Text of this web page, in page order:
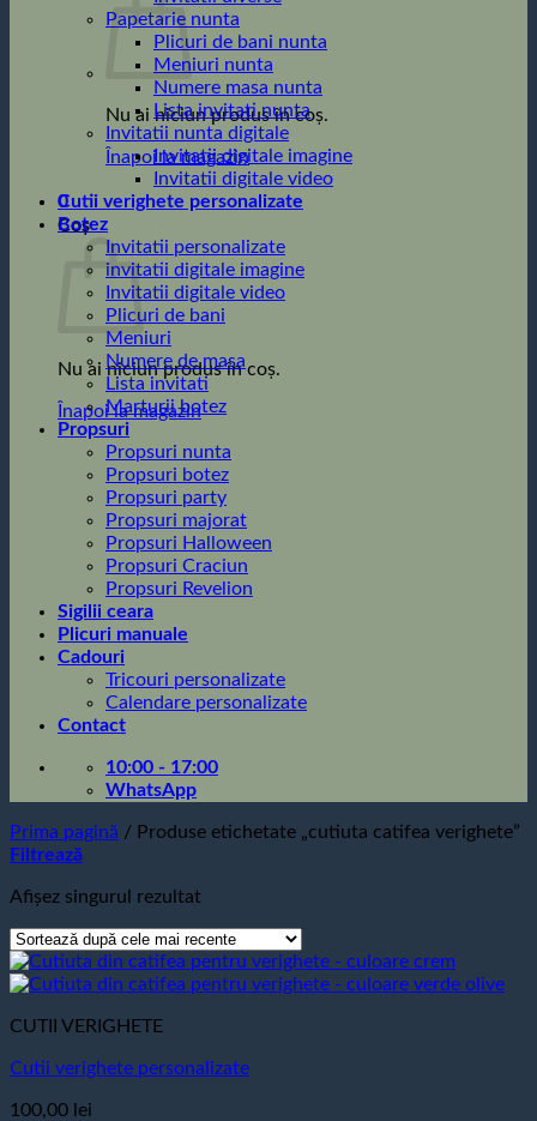
Nu ai niciun produs în coș.
Înapoi la magazin
0
Coș
Nu ai niciun produs în coș.
Înapoi la magazin
Papetarie nunta
Plicuri de bani nunta
Meniuri nunta
Numere masa nunta
Lista invitati nunta
Invitatii nunta digitale
Invitatii digitale imagine
Invitatii digitale video
Cutii verighete personalizate
Botez
Invitatii personalizate
invitatii digitale imagine
Invitatii digitale video
Plicuri de bani
Meniuri
Numere de masa
Lista invitati
Marturii botez
Propsuri
Propsuri nunta
Propsuri botez
Propsuri party
Propsuri majorat
Propsuri Halloween
Propsuri Craciun
Propsuri Revelion
Sigilii ceara
Plicuri manuale
Cadouri
Tricouri personalizate
Calendare personalizate
Contact
10:00 - 17:00
WhatsApp
Prima pagină / Produse etichetate „cutiuta catifea verighete”
Filtrează
Afișez singurul rezultat
CUTII VERIGHETE
Cutii verighete personalizate
100,00 lei